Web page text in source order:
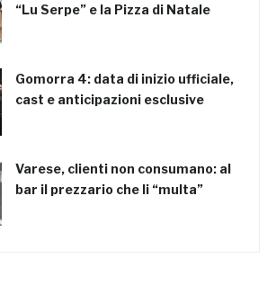
“Lu Serpe” e la Pizza di Natale
Gomorra 4: data di inizio ufficiale,
cast e anticipazioni esclusive
Varese, clienti non consumano: al
bar il prezzario che li “multa”